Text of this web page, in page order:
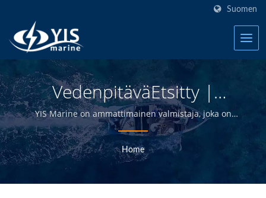
Suomen
VedenpitäväEtsitty |
Taiwanin Vedenpitävät
Kytkinpaneelit Veneille
Valmistaja | YIS Marine
YIS Marine on ammattimainen valmistaja, joka on
omistautunut tarjoamaan korkealaatuisia sähkö- ja
elektroniikkatuotteita jakelijoille, tukkukauppiaille,
vähittäiskauppiaille ja veneenrakentajille
meriteollisuudessa yli 30 vuoden ajan.
Home